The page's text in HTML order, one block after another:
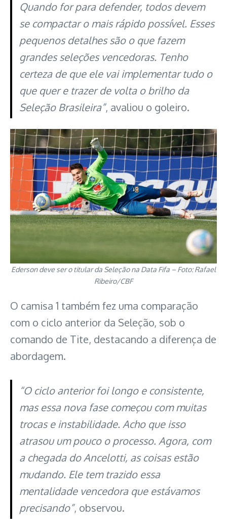
Quando for para defender, todos devem
se compactar o mais rápido possível. Esses
pequenos detalhes são o que fazem
grandes seleções vencedoras. Tenho
certeza de que ele vai implementar tudo o
que quer e trazer de volta o brilho da
Seleção Brasileira”, avaliou o goleiro.
Ederson deve ser o titular da Seleção na Data Fifa – Foto: Rafael
Ribeiro/CBF
O camisa 1 também fez uma comparação
com o ciclo anterior da Seleção, sob o
comando de Tite, destacando a diferença de
abordagem.
“O ciclo anterior foi longo e consistente,
mas essa nova fase começou com muitas
trocas e instabilidade. Acho que isso
atrasou um pouco o processo. Agora, com
a chegada do Ancelotti, as coisas estão
mudando. Ele tem trazido essa
mentalidade vencedora que estávamos
precisando”, observou.